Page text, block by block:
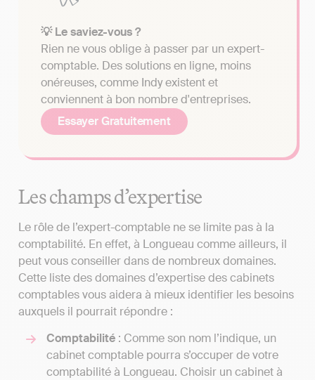
💡 Le saviez-vous ?
Rien ne vous oblige à passer par un expert-
comptable. Des solutions en ligne, moins
onéreuses, comme Indy existent et
conviennent à bon nombre d'entreprises.
Essayer Gratuitement
Les champs d’expertise
Le rôle de l’expert-comptable ne se limite pas à la
comptabilité. En effet, à Longueau comme ailleurs, il
peut vous conseiller dans de nombreux domaines.
Cette liste des domaines d’expertise des cabinets
comptables vous aidera à mieux identifier les besoins
auxquels il pourrait répondre :
Comptabilité : Comme son nom l’indique, un
cabinet comptable pourra s’occuper de votre
comptabilité à Longueau. Choisir un cabinet à